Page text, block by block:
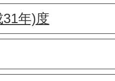
年)度